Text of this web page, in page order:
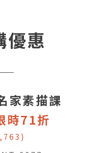
優惠
家素描課
時71折